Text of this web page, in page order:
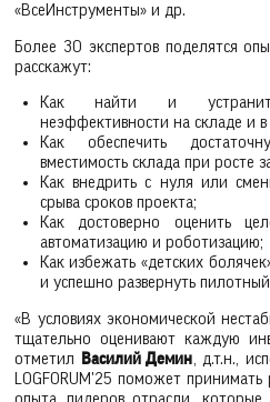
«ВсеИнструменты» и др.
Более 30 экспертов поделятся
расскажут:
Как найти и
неэффективности на складе и в
Как обеспечить
вместимость склада при росте
Как внедрить с нуля или
срыва сроков проекта;
Как достоверно оценить
автоматизацию и роботизацию;
Как избежать «детских
и успешно развернуть
«В условиях экономической
тщательно оценивают каждую
отметил
Василий Демин, д.т.н.,
LOGFORUM'25 поможет